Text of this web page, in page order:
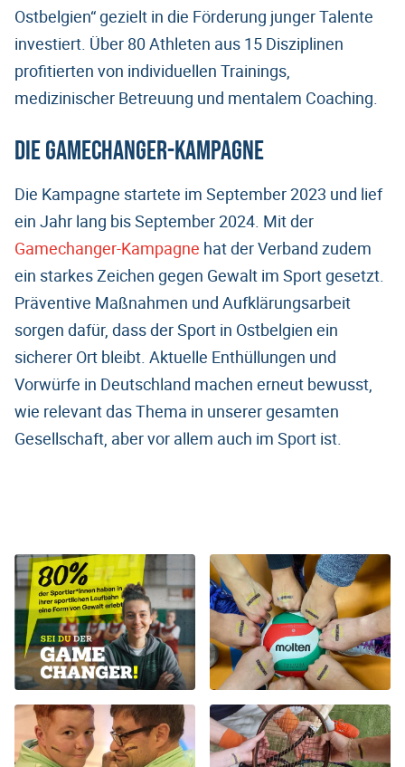
Ostbelgien“ gezielt in die Förderung junger Talente
investiert. Über 80 Athleten aus 15 Disziplinen
profitierten von individuellen Trainings,
medizinischer Betreuung und mentalem Coaching.
Die Gamechanger-Kampagne
Die Kampagne startete im September 2023 und lief
ein Jahr lang bis September 2024. Mit der
Gamechanger-Kampagne hat der Verband zudem
ein starkes Zeichen gegen Gewalt im Sport gesetzt.
Präventive Maßnahmen und Aufklärungsarbeit
sorgen dafür, dass der Sport in Ostbelgien ein
sicherer Ort bleibt. Aktuelle Enthüllungen und
Vorwürfe in Deutschland machen erneut bewusst,
wie relevant das Thema in unserer gesamten
Gesellschaft, aber vor allem auch im Sport ist.